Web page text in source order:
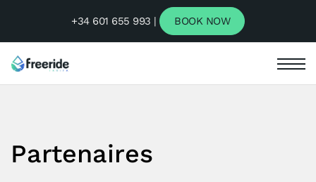
+34 601 655 993 | BOOK NOW
Partenaires